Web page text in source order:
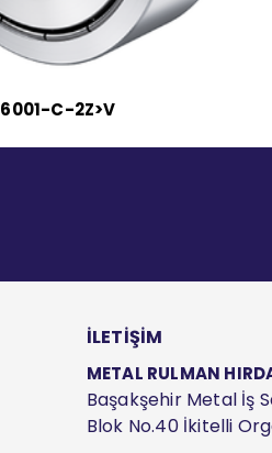
6001-C-2Z>V
İLETİŞİM
METAL RULMAN
Başakşehir Metal İş
Blok No.40 İkitelli